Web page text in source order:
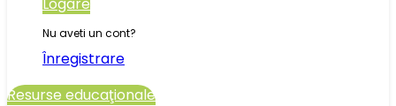
Nu aveti un cont?
Înregistrare
Resurse educaţionale